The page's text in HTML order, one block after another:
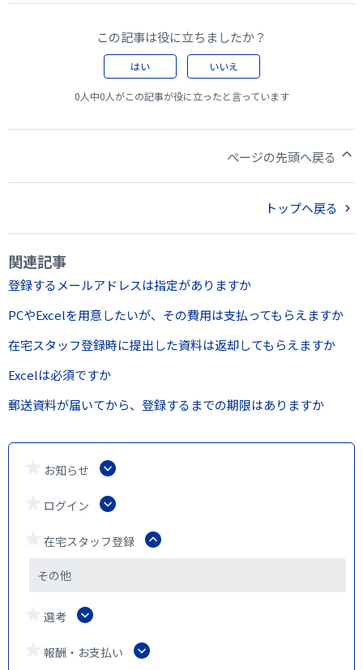
お知らせ
ログイン
在宅スタッフ登録
その他
選考
報酬・お支払い
この記事は役に立ちましたか？
はい いいえ
0人中0人がこの記事が役に立ったと言っています
ページの先頭へ戻る
トップへ戻る
関連記事
登録するメールアドレスは指定がありますか
PCやExcelを用意したいが、その費用は支払ってもらえますか
在宅スタッフ登録時に提出した資料は返却してもらえますか
Excelは必須ですか
郵送資料が届いてから、登録するまでの期限はありますか